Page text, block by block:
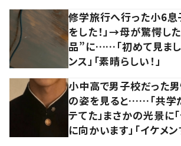
修学旅行へ行った小6息
をした！」→母が驚愕し
品”に……「初めて見まし
ンス」「素晴らしい！」
小中高で男子校だった
の姿を見ると……「共学
テてた」まさかの光景に
に向かいます」「イケメン